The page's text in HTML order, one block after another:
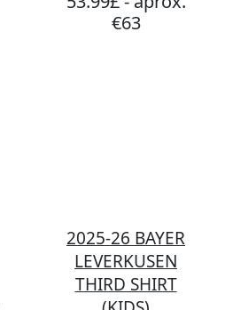
€63
2025-26 BAYER
LEVERKUSEN
THIRD SHIRT